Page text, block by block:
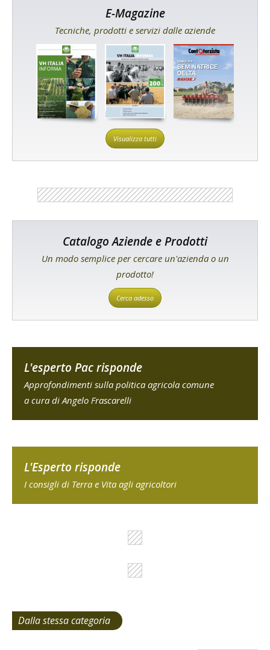
E-Magazine
Tecniche, prodotti e servizi dalle aziende
Visualizza tutti
Catalogo Aziende e Prodotti
Un modo semplice per cercare un'azienda o un
prodotto!
Cerca adesso
L'esperto Pac risponde
Approfondimenti sulla politica agricola comune
a cura di Angelo Frascarelli
L'Esperto risponde
I consigli di Terra e Vita agli agricoltori
Dalla stessa categoria